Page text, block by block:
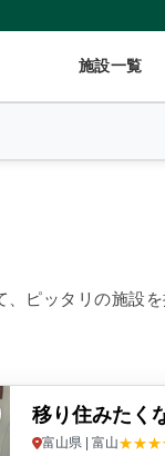
施設一覧
ペット連れ
ピッタリの施設を
移り住みたく
富山県 | 富山